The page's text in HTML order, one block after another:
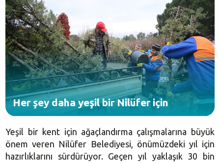
Her şey daha yeşil bir Nilüfer için
Yeşil bir kent için ağaçlandırma çalışmalarına büyük
önem veren Nilüfer Belediyesi, önümüzdeki yıl için
hazırlıklarını sürdürüyor. Geçen yıl yaklaşık 30 bin